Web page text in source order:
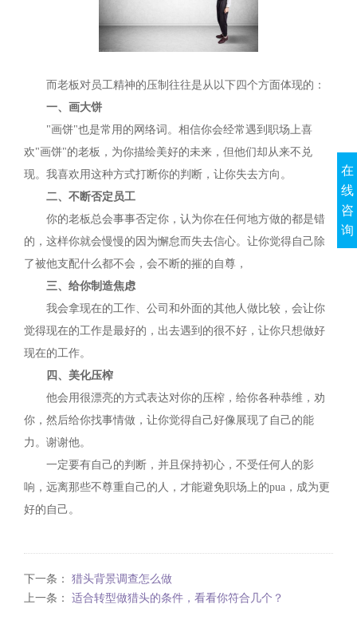
而老板对员工精神的压制往往是从以下四个方面体现的：
一、画大饼
"画饼"也是常用的网络词。相信你会经常遇到职场上喜
欢"画饼"的老板，为你描绘美好的未来，但他们却从来不兑
现。我喜欢用这种方式打断你的判断，让你失去方向。
二、不断否定员工
你的老板总会事事否定你，认为你在任何地方做的都是错
的，这样你就会慢慢的因为懈怠而失去信心。让你觉得自己除
了被他支配什么都不会，会不断的摧的自尊，
三、给你制造焦虑
我会拿现在的工作、公司和外面的其他人做比较，会让你
觉得现在的工作是最好的，出去遇到的很不好，让你只想做好
现在的工作。
四、美化压榨
他会用很漂亮的方式表达对你的压榨，给你各种恭维，劝
你，然后给你找事情做，让你觉得自己好像展现了自己的能
力。谢谢他。
一定要有自己的判断，并且保持初心，不受任何人的影
响，远离那些不尊重自己的人，才能避免职场上的pua，成为更
好的自己。
下一条： 猎头背景调查怎么做
上一条： 适合转型做猎头的条件，看看你符合几个？
在
线
咨
询